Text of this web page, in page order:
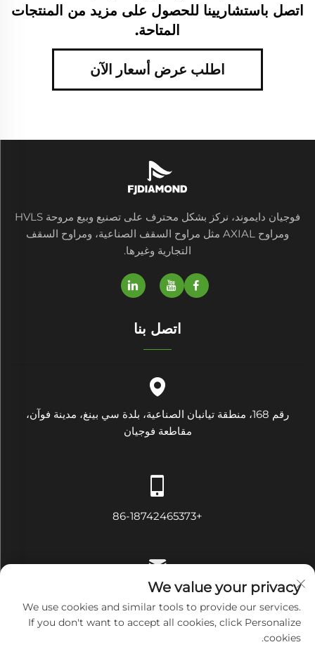
اتصل باستشاريينا للحصول على مزيد من المنتجات
المتاحة.
اطلب عرض أسعار الآن
فوجيان دايموند، نركز بشكل محترف على تصنيع وبيع مروحة HVLS
ومراوح AXIAL مثل مراوح السقف الصناعية، ومراوح السقف
التجارية وغيرها.
اتصل بنا
رقم 168، منطقة تيانبان الصناعية، بلدة سي بينغ، مدينة فوآن،
مقاطعة فوجيان
+86-18742465373
[email protected]
We value your privacy
We use cookies and similar tools to provide our services.
If you don't want to accept all cookies, click Personalize
cookies.